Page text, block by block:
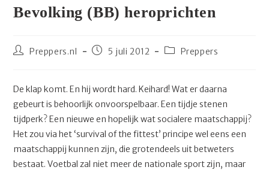
Bevolking (BB) heroprichten
BerichtPreppers.nl
Bericht5 juli 2012 Berichtcategorie:
Preppers
De klap komt. En hij wordt hard. Keihard! Wat er daarna
gebeurt is behoorlijk onvoorspelbaar. Een tijdje stenen
tijdperk? Een nieuwe en hopelijk wat socialere maatschappij?
Het zou via het ‘survival of the fittest’ principe wel eens een
maatschappij kunnen zijn, die grotendeels uit betweters
bestaat. Voetbal zal niet meer de nationale sport zijn, maar